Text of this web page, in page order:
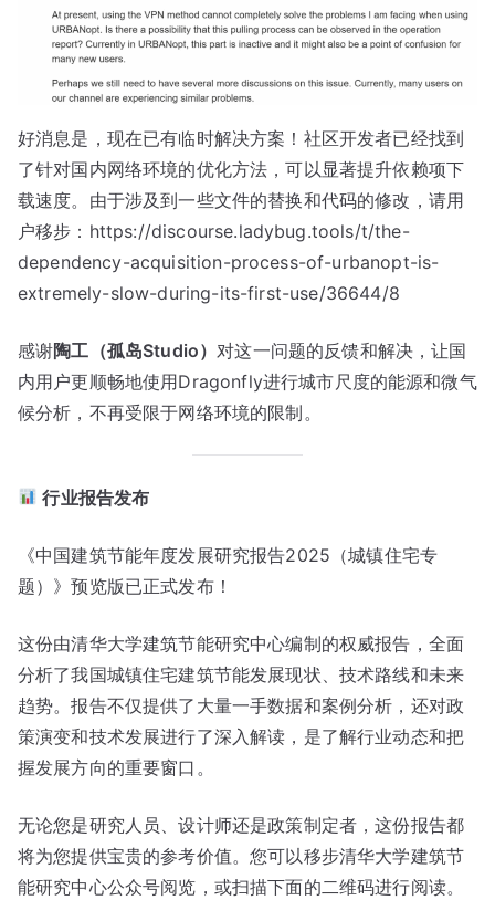
好消息是，现在已有临时解决方案！社区开发者已经找到
了针对国内网络环境的优化方法，可以显著提升依赖项下
载速度。由于涉及到一些文件的替换和代码的修改，请用
户移步：https://discourse.ladybug.tools/t/the-
dependency-acquisition-process-of-urbanopt-is-
extremely-slow-during-its-first-use/36644/8
感谢陶工（孤岛Studio） 对这一问题的反馈和解决，让国
内用户更顺畅地使用Dragonfly进行城市尺度的能源和微气
候分析，不再受限于网络环境的限制。
行业报告发布
《中国建筑节能年度发展研究报告2025（城镇住宅专
题）》预览版已正式发布！
这份由清华大学建筑节能研究中心编制的权威报告，全面
分析了我国城镇住宅建筑节能发展现状、技术路线和未来
趋势。报告不仅提供了大量一手数据和案例分析，还对政
策演变和技术发展进行了深入解读，是了解行业动态和把
握发展方向的重要窗口。
无论您是研究人员、设计师还是政策制定者，这份报告都
将为您提供宝贵的参考价值。您可以移步清华大学建筑节
能研究中心公众号阅览，或扫描下面的二维码进行阅读。